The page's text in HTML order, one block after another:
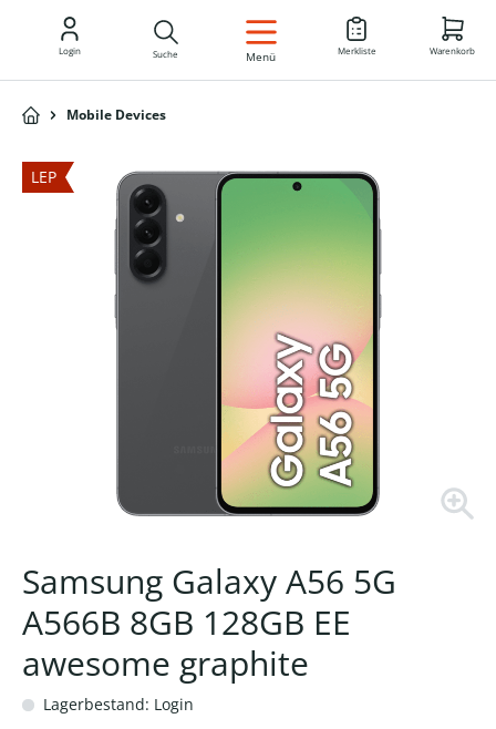
DE
Login Suche Menü Merkliste Warenkorb
Mobile Devices
LEP
Samsung Galaxy A56 5G
A566B 8GB 128GB EE
awesome graphite
Lagerbestand: Login